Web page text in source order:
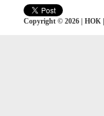
Copyright © 2026 | НОК